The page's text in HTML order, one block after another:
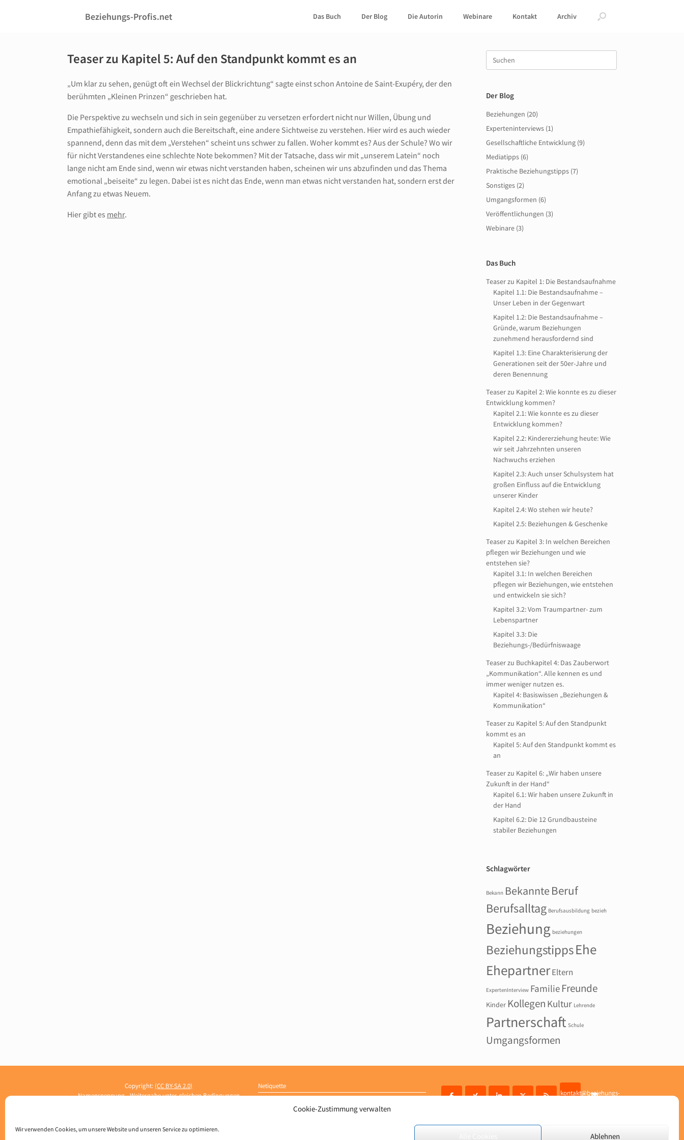
Cookie-Zustimmung verwalten
Wir verwenden Cookies, um unsere Website und unseren Service zu optimieren.
Ablehnen
Beziehungs-Profis.net Das Buch Der Blog Die Autorin Webinare Kontakt Archiv
Teaser zu Kapitel 5: Auf den Standpunkt kommt es an
„Um klar zu sehen, genügt oft ein Wechsel der Blickrichtung“ sagte einst schon Antoine de Saint-Exupéry, der den
berühmten „Kleinen Prinzen“ geschrieben hat.
Die Perspektive zu wechseln und sich in sein gegenüber zu versetzen erfordert nicht nur Willen, Übung und
Empathiefähigkeit, sondern auch die Bereitschaft, eine andere Sichtweise zu verstehen. Hier wird es auch wieder
spannend, denn das mit dem „Verstehen“ scheint uns schwer zu fallen. Woher kommt es? Aus der Schule? Wo wir
für nicht Verstandenes eine schlechte Note bekommen? Mit der Tatsache, dass wir mit „unserem Latein“ noch
lange nicht am Ende sind, wenn wir etwas nicht verstanden haben, scheinen wir uns abzufinden und das Thema
emotional „beiseite“ zu legen. Dabei ist es nicht das Ende, wenn man etwas nicht verstanden hat, sondern erst der
Anfang zu etwas Neuem.
Hier gibt es mehr.
Suche
Der Blog
Beziehungen (20)
Experteninterviews (1)
Gesellschaftliche Entwicklung (9)
Mediatipps (6)
Praktische Beziehungstipps (7)
Sonstiges (2)
Umgangsformen (6)
Veröffentlichungen (3)
Webinare (3)
Das Buch
Teaser zu Kapitel 1: Die Bestandsaufnahme
Kapitel 1.1: Die Bestandsaufnahme –
Unser Leben in der Gegenwart
Kapitel 1.2: Die Bestandsaufnahme –
Gründe, warum Beziehungen
zunehmend herausfordernd sind
Kapitel 1.3: Eine Charakterisierung der
Generationen seit der 50er-Jahre und
deren Benennung
Teaser zu Kapitel 2: Wie konnte es zu dieser
Entwicklung kommen?
Kapitel 2.1: Wie konnte es zu dieser
Entwicklung kommen?
Kapitel 2.2: Kindererziehung heute: Wie
wir seit Jahrzehnten unseren
Nachwuchs erziehen
Kapitel 2.3: Auch unser Schulsystem hat
großen Einfluss auf die Entwicklung
unserer Kinder
Kapitel 2.4: Wo stehen wir heute?
Kapitel 2.5: Beziehungen & Geschenke
Teaser zu Kapitel 3: In welchen Bereichen
pflegen wir Beziehungen und wie
entstehen sie?
Kapitel 3.1: In welchen Bereichen
pflegen wir Beziehungen, wie entstehen
und entwickeln sie sich?
Kapitel 3.2: Vom Traumpartner- zum
Lebenspartner
Kapitel 3.3: Die
Beziehungs-/Bedürfniswaage
Teaser zu Buchkapitel 4: Das Zauberwort
„Kommunikation“. Alle kennen es und
immer weniger nutzen es.
Kapitel 4: Basiswissen „Beziehungen &
Kommunikation“
Teaser zu Kapitel 5: Auf den Standpunkt
kommt es an
Kapitel 5: Auf den Standpunkt kommt es
an
Teaser zu Kapitel 6: „Wir haben unsere
Zukunft in der Hand“
Kapitel 6.1: Wir haben unsere Zukunft in
der Hand
Kapitel 6.2: Die 12 Grundbausteine
stabiler Beziehungen
Schlagwörter
Bekann Bekannte Beruf
Berufsalltag Berufsausbildung bezieh
Beziehung beziehungen
BeziehungstippsEhe
EhepartnerEltern
ExpertenInterview Familie Freunde
Kinder Kollegen Kultur Lehrende
Partnerschaft Schule
Umgangsformen
Copyright: (CC BY-SA 2.0)
Namensnennung - Weitergabe unter gleichen Bedingungen
Netiquette
Datenschutzerklärung
kontakt@beziehungs-
" >